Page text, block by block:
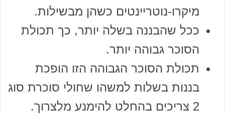
מיקרו-נוטריינטים כשהן מבשילות.
ככל שהבננה בשלה יותר, כך תכולת
הסוכר גבוהה יותר.
תכולת הסוכר הגבוהה הזו הופכת
בננות בשלות למשהו שחולי סוכרת סוג
2 צריכים בהחלט להימנע מלצרוך.